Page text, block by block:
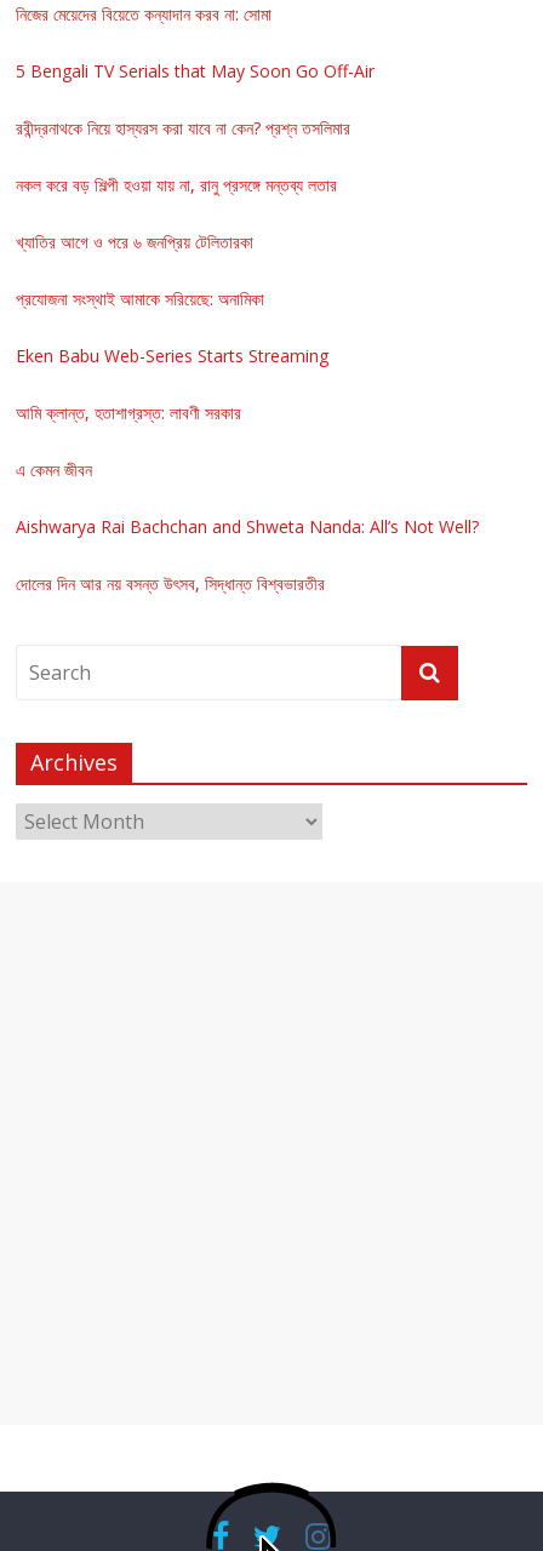
নিজের মেয়েদের বিয়েতে কন্যাদান করব না: সোমা
5 Bengali TV Serials that May Soon Go Off-Air
রবীন্দ্রনাথকে নিয়ে হাস্যরস করা যাবে না কেন? প্রশ্ন তসলিমার
নকল করে বড় শিল্পী হওয়া যায় না, রানু প্রসঙ্গে মন্তব্য লতার
খ্যাতির আগে ও পরে ৬ জনপ্রিয় টেলিতারকা
প্রযোজনা সংস্থাই আমাকে সরিয়েছে: অনামিকা
Eken Babu Web-Series Starts Streaming
আমি ক্লান্ত, হতাশাগ্রস্ত: লাবণী সরকার
এ কেমন জীবন
Aishwarya Rai Bachchan and Shweta Nanda: All’s Not Well?
দোলের দিন আর নয় বসন্ত উৎসব, সিদ্ধান্ত বিশ্বভারতীর
Archives